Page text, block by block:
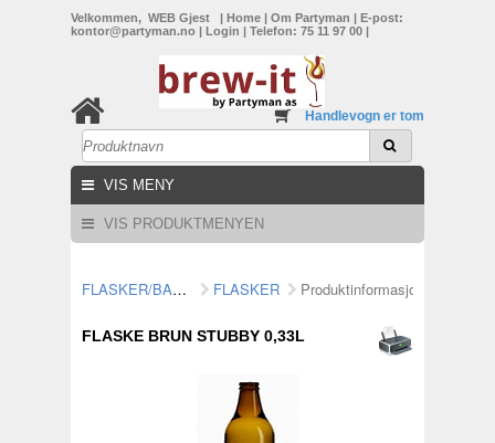
Velkommen, WEB Gjest | Home | Om Partyman | E-post:
kontor@partyman.no | Login | Telefon: 75 11 97 00 |
Handlevogn er tom
VIS MENY
VIS PRODUKTMENYEN
FLASKER/BAR/GAVE/lIGHTER/E-CIGG FLASKER Produktinformasjon
FLASKE BRUN STUBBY 0,33L